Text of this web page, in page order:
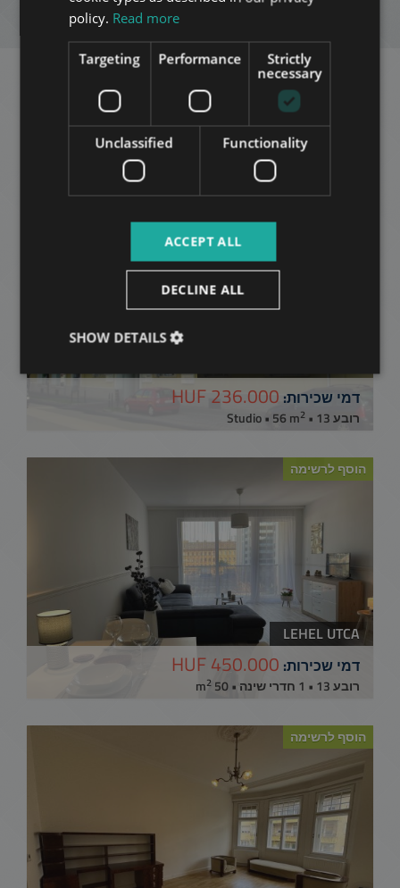
חיפוש חדש
דירות מתאימות בבודפשט
באותו רובע
הוסף לרשימה
דמי שכירות: 236.000 HUF
רובע 13 • Studio • 56 m 2
הוסף לרשימה
LEHEL UTCA
דמי שכירות: 450.000 HUF
רובע 13 • 1 חדרי שינה • 50 m 2
הוסף לרשימה
ITALIAN
SPANISH
RUSSIAN
ARABIC
policy. Read more
Strictly
necessary
Performance
Targeting
Functionality
Unclassified
ACCEPT ALL
DECLINE ALL
SHOW DETAILS